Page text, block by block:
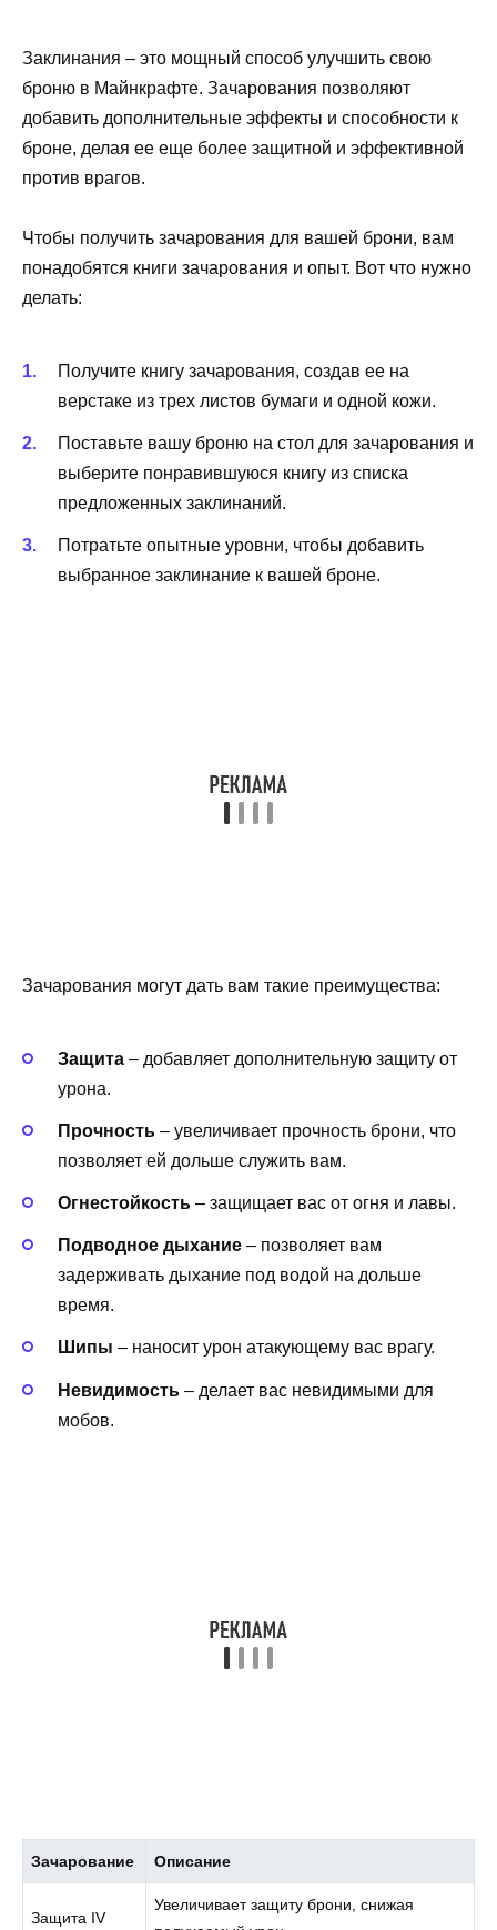
Заклинания – это мощный способ улучшить свою
броню в Майнкрафте. Зачарования позволяют
добавить дополнительные эффекты и способности к
броне, делая ее еще более защитной и эффективной
против врагов.
Чтобы получить зачарования для вашей брони, вам
понадобятся книги зачарования и опыт. Вот что нужно
делать:
Получите книгу зачарования, создав ее на
верстаке из трех листов бумаги и одной кожи.
Поставьте вашу броню на стол для зачарования и
выберите понравившуюся книгу из списка
предложенных заклинаний.
Потратьте опытные уровни, чтобы добавить
выбранное заклинание к вашей броне.
Зачарования могут дать вам такие преимущества:
Защита – добавляет дополнительную защиту от
урона.
Прочность – увеличивает прочность брони, что
позволяет ей дольше служить вам.
Огнестойкость – защищает вас от огня и лавы.
Подводное дыхание – позволяет вам
задерживать дыхание под водой на дольше
время.
Шипы – наносит урон атакующему вас врагу.
Невидимость – делает вас невидимыми для
мобов.
Зачарование Описание
Защита IV
Увеличивает защиту брони, снижая